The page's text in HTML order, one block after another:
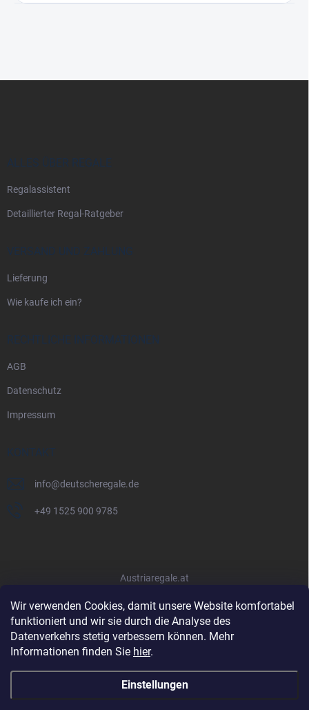
Wir verwenden Cookies, damit unsere Website komfortabel
funktioniert und wir sie durch die Analyse des
Datenverkehrs stetig verbessern können. Mehr
Informationen finden Sie hier.
Einstellungen
ALLES ÜBER REGALE
Regalassistent
Detaillierter Regal-Ratgeber
VERSAND UND ZAHLUNG
Lieferung
Wie kaufe ich ein?
RECHTLICHE INFORMATIONEN
AGB
Datenschutz
Impressum
KONTAKT
info@deutscheregale.de
+49 1525 900 9785
Austriaregale.at